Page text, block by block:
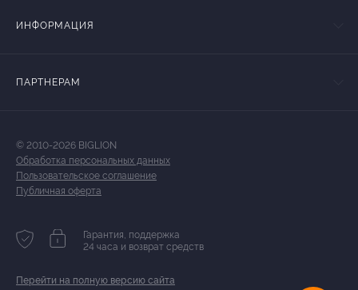
ИНФОРМАЦИЯ
ПАРТНЕРАМ
© 2010-2026 BIGLION
Обработка персональных данных
Пользовательское соглашение
Публичная оферта
Гарантия, поддержка
24 часа и возврат средств
Перейти на полную версию сайта